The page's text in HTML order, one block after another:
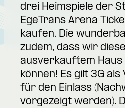
drei Heimspiele der
EgeTrans Arena
kaufen. Die
zudem, dass wir
ausverkauftem
können! Es gilt 3G
für den Einlass
vorgezeigt werden).